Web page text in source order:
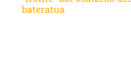
bateratua